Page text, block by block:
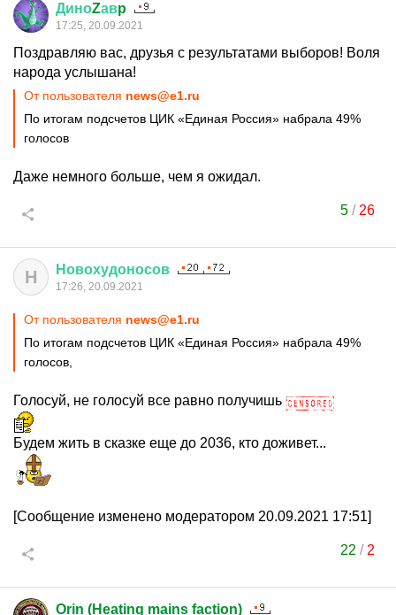
ДиноZавp
17:25, 20.09.2021
Поздравляю вас, друзья с результатами выборов! Воля
народа услышана!
От пользователя news@e1.ru
По итогам подсчетов ЦИК «Единая Россия» набрала 49%
голосов
Даже немного больше, чем я ожидал.
5 / 26
Н Новохудоносов
17:26, 20.09.2021
От пользователя news@e1.ru
По итогам подсчетов ЦИК «Единая Россия» набрала 49%
голосов,
Голосуй, не голосуй все равно получишь
Будем жить в сказке еще до 2036, кто доживет...
[Сообщение изменено модератором 20.09.2021 17:51]
22 / 2
Orin (Heating mains faction)